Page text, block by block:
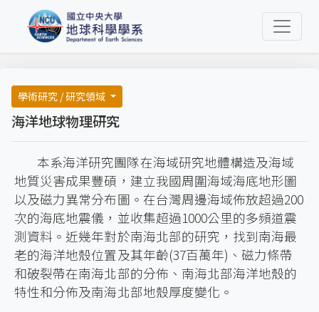
學術研究 / 研究領域
海洋地球物理研究
本系海洋研究團隊在海域研究地體構造及海域
地質災害成果豐碩，建立我國周圍海域海底地形圖
以及磁力異常分布圖。在台灣周邊海域佈放超過200
次的海底地震儀，並收集超過1000公里的多頻道震
測資料。近幾年對於南海北部的研究，找到南海最
老的海洋地殼位置及其年齡(37百萬年)、磁力條帶
和破裂帶在南海北部的分佈、南海北部海洋地殼的
特性和分佈及南海北部地殼厚度變化。